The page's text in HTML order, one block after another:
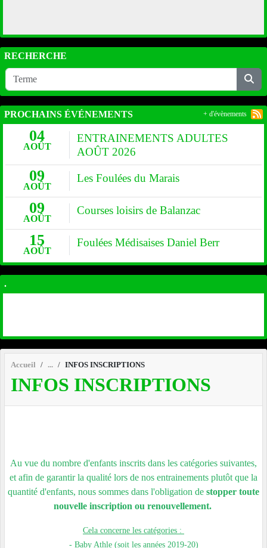
Accueil INFOS INSCRIPTIONS
INFOS INSCRIPTIONS
Au vue du nombre d'enfants inscrits dans les catégories suivantes,
et afin de garantir la qualité lors de nos entrainements plutôt que la
quantité d'enfants, nous sommes dans l'obligation de stopper toute
nouvelle inscription ou renouvellement.
Cela concerne les catégories :
- Baby Athle (soit les années 2019-20)
RECHERCHE
PROCHAINS ÉVÉNEMENTS
04
AOÛT
ENTRAINEMENTS ADULTES
AOÛT 2026
09
AOÛT
Les Foulées du Marais
09
AOÛT
Courses loisirs de Balanzac
15
AOÛT
Foulées Médisaises Daniel Berr
+ d'évènements
.